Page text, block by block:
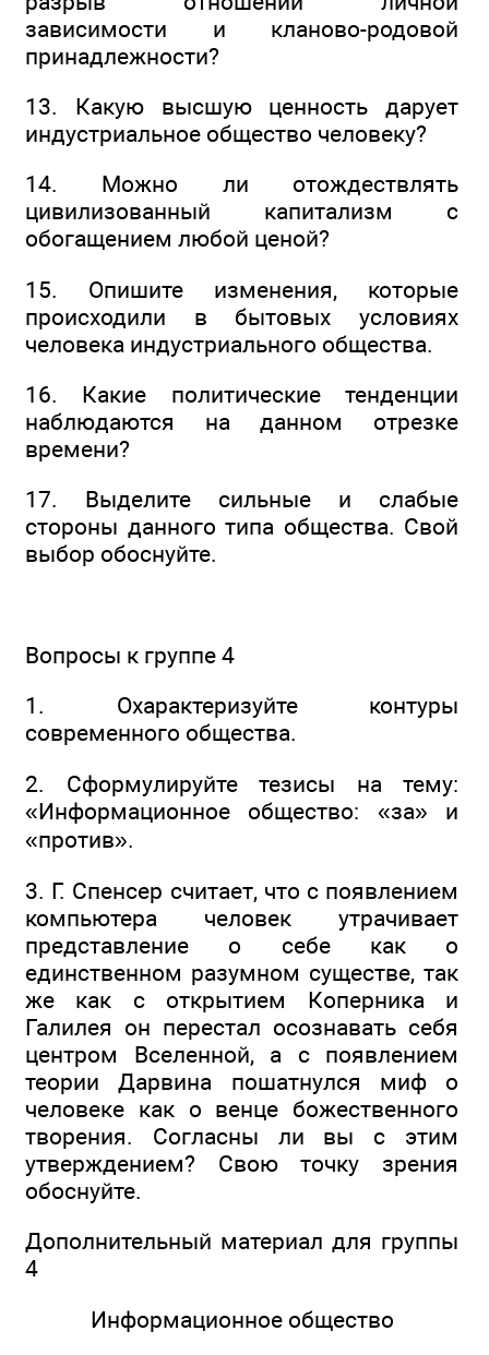
зависимости и кланово-родовой
принадлежности?
13. Какую высшую ценность дарует
индустриальное общество человеку?
14. Можно ли отождествлять
цивилизованный капитализм с
обогащением любой ценой?
15. Опишите изменения, которые
происходили в бытовых условиях
человека индустриального общества.
16. Какие политические тенденции
наблюдаются на данном отрезке
времени?
17. Выделите сильные и слабые
стороны данного типа общества. Свой
выбор обоснуйте.
Вопросы к группе 4
1. Охарактеризуйте контуры
современного общества.
2. Сформулируйте тезисы на тему:
«Информационное общество: «за» и
«против».
3. Г. Спенсер считает, что с появлением
компьютера человек утрачивает
представление о себе как о
единственном разумном существе, так
же как с открытием Коперника и
Галилея он перестал осознавать себя
центром Вселенной, а с появлением
теории Дарвина пошатнулся миф о
человеке как о венце божественного
творения. Согласны ли вы с этим
утверждением? Свою точку зрения
обоснуйте.
Дополнительный материал для группы
4
Информационное общество